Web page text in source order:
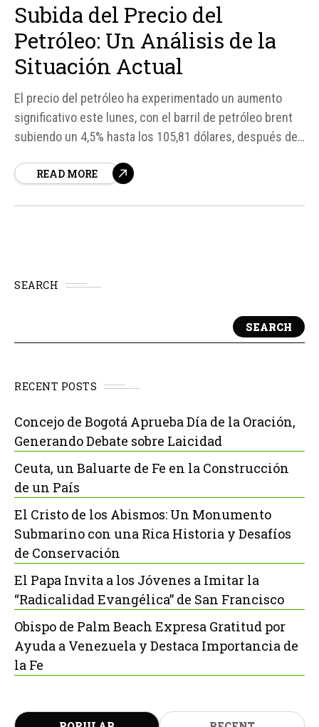
Subida del Precio del
Petróleo: Un Análisis de la
Situación Actual
El precio del petróleo ha experimentado un aumento
significativo este lunes, con el barril de petróleo brent
subiendo un 4,5% hasta los 105,81 dólares, después de
Unidos. Según fuentes, el presidente estadounidense,
READ MORE
SEARCH
SEARCH
RECENT POSTS
Concejo de Bogotá Aprueba Día de la Oración,
Generando Debate sobre Laicidad
Ceuta, un Baluarte de Fe en la Construcción
de un País
El Cristo de los Abismos: Un Monumento
Submarino con una Rica Historia y Desafíos
de Conservación
El Papa Invita a los Jóvenes a Imitar la
“Radicalidad Evangélica” de San Francisco
Obispo de Palm Beach Expresa Gratitud por
Ayuda a Venezuela y Destaca Importancia de
la Fe